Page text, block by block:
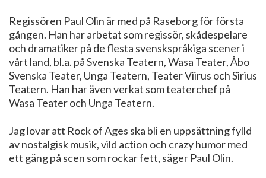
Regissören Paul Olin är med på Raseborg för första
gången. Han har arbetat som regissör, skådespelare
och dramatiker på de flesta svenskspråkiga scener i
vårt land, bl.a. på Svenska Teatern, Wasa Teater, Åbo
Svenska Teater, Unga Teatern, Teater Viirus och Sirius
Teatern. Han har även verkat som teaterchef på
Wasa Teater och Unga Teatern.
Jag lovar att Rock of Ages ska bli en uppsättning fylld
av nostalgisk musik, vild action och crazy humor med
ett gäng på scen som rockar fett, säger Paul Olin.